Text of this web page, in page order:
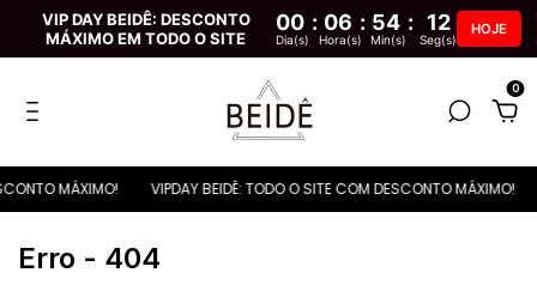
VIP DAY BEIDÊ: DESCONTO
MÁXIMO EM TODO O SITE
00 : 06 : 54 : 12
Dia(s) Hora(s) Min(s) Seg(s)
HOJE
0
MÁXIMO! VIPDAY BEIDÊ: TODO O SITE COM DESCONTO MÁXIMO!
Erro - 404